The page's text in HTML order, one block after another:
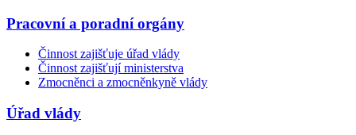
Pracovní a poradní orgány
Činnost zajišťuje úřad vlády
Činnost zajišťují ministerstva
Zmocněnci a zmocněnkyně vlády
Úřad vlády